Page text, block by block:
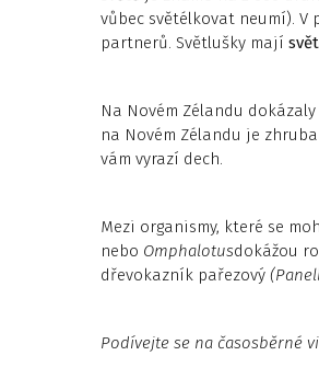
vůbec světélkovat neumí).
partnerů. Světlušky mají
Na Novém Zélandu
na Novém Zélandu je
vám vyrazí dech.
Mezi organismy, které se
nebo Omphalotusdokážou
dřevokazník pařezový
Podívejte se na časosběrné